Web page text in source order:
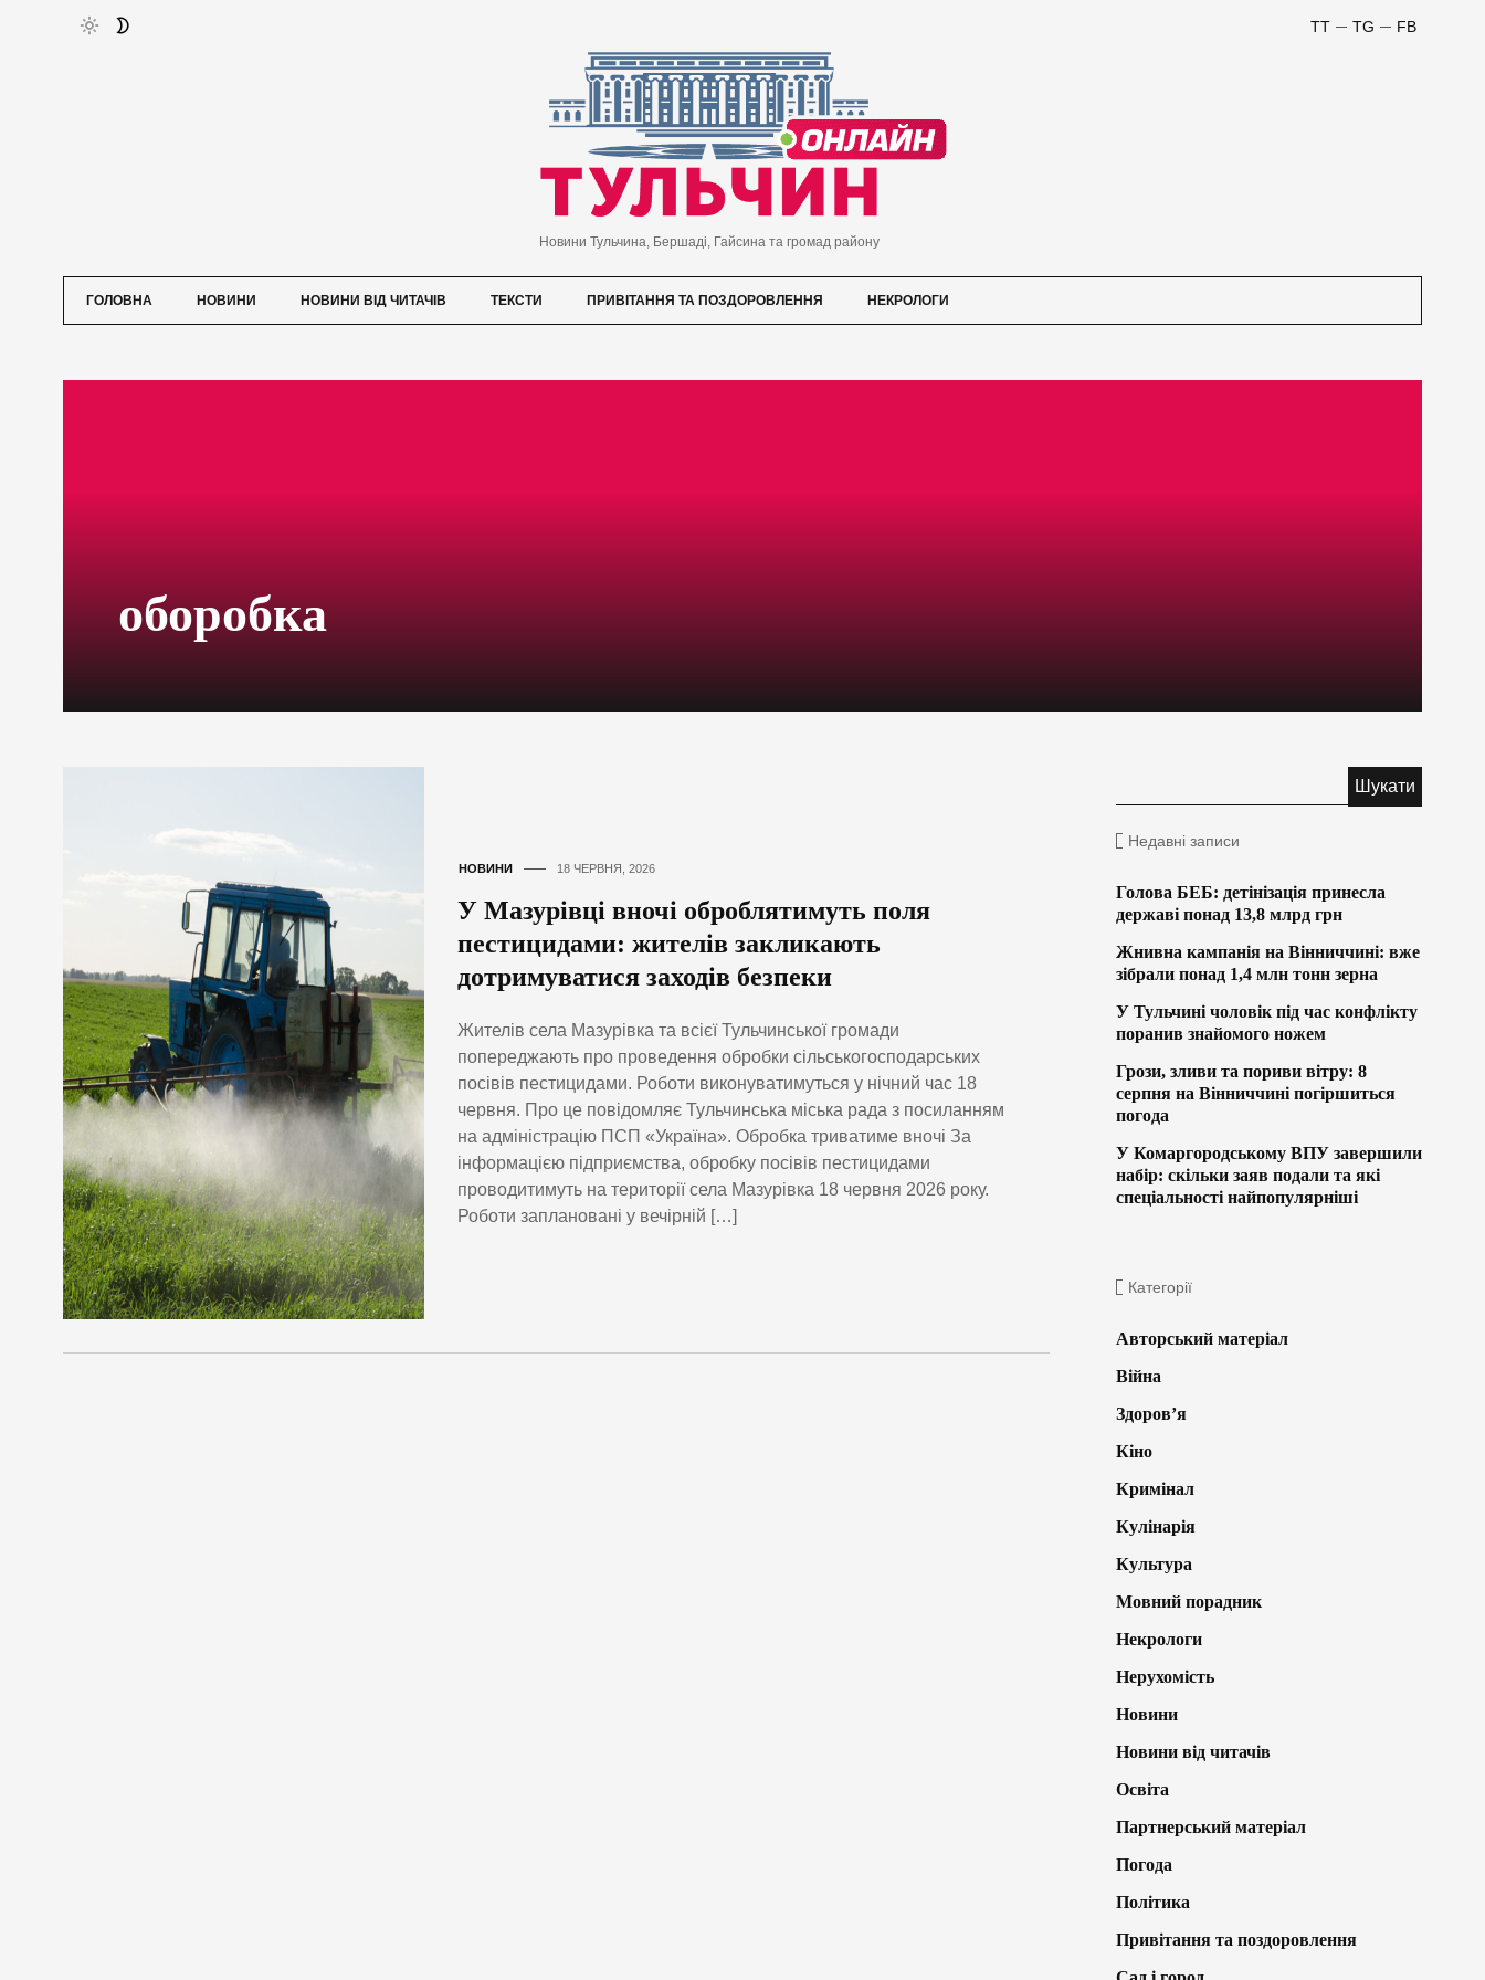
FB
TG
TT
Новини Тульчина, Бершаді, Гайсина та громад району
ГОЛОВНА НОВИНИ НОВИНИ ВІД ЧИТАЧІВ ТЕКСТИ ПРИВІТАННЯ ТА ПОЗДОРОВЛЕННЯ НЕКРОЛОГИ
оборобка
НОВИНИ 18 ЧЕРВНЯ, 2026
У Мазурівці вночі оброблятимуть поля
пестицидами: жителів закликають
дотримуватися заходів безпеки
Жителів села Мазурівка та всієї Тульчинської громади
попереджають про проведення обробки сільськогосподарських
посівів пестицидами. Роботи виконуватимуться у нічний час 18
червня. Про це повідомляє Тульчинська міська рада з посиланням
на адміністрацію ПСП «Україна». Обробка триватиме вночі За
інформацією підприємства, обробку посівів пестицидами
проводитимуть на території села Мазурівка 18 червня 2026 року.
Роботи заплановані у вечірній […]
Недавні записи
Голова БЕБ: детінізація принесла
державі понад 13,8 млрд грн
Жнивна кампанія на Вінниччині: вже
зібрали понад 1,4 млн тонн зерна
У Тульчині чоловік під час конфлікту
поранив знайомого ножем
Грози, зливи та пориви вітру: 8
серпня на Вінниччині погіршиться
погода
У Комаргородському ВПУ завершили
набір: скільки заяв подали та які
спеціальності найпопулярніші
Категорії
Авторський матеріал
Війна
Здоров’я
Кіно
Кримінал
Кулінарія
Культура
Мовний порадник
Некрологи
Нерухомість
Новини
Новини від читачів
Освіта
Партнерський матеріал
Погода
Політика
Привітання та поздоровлення